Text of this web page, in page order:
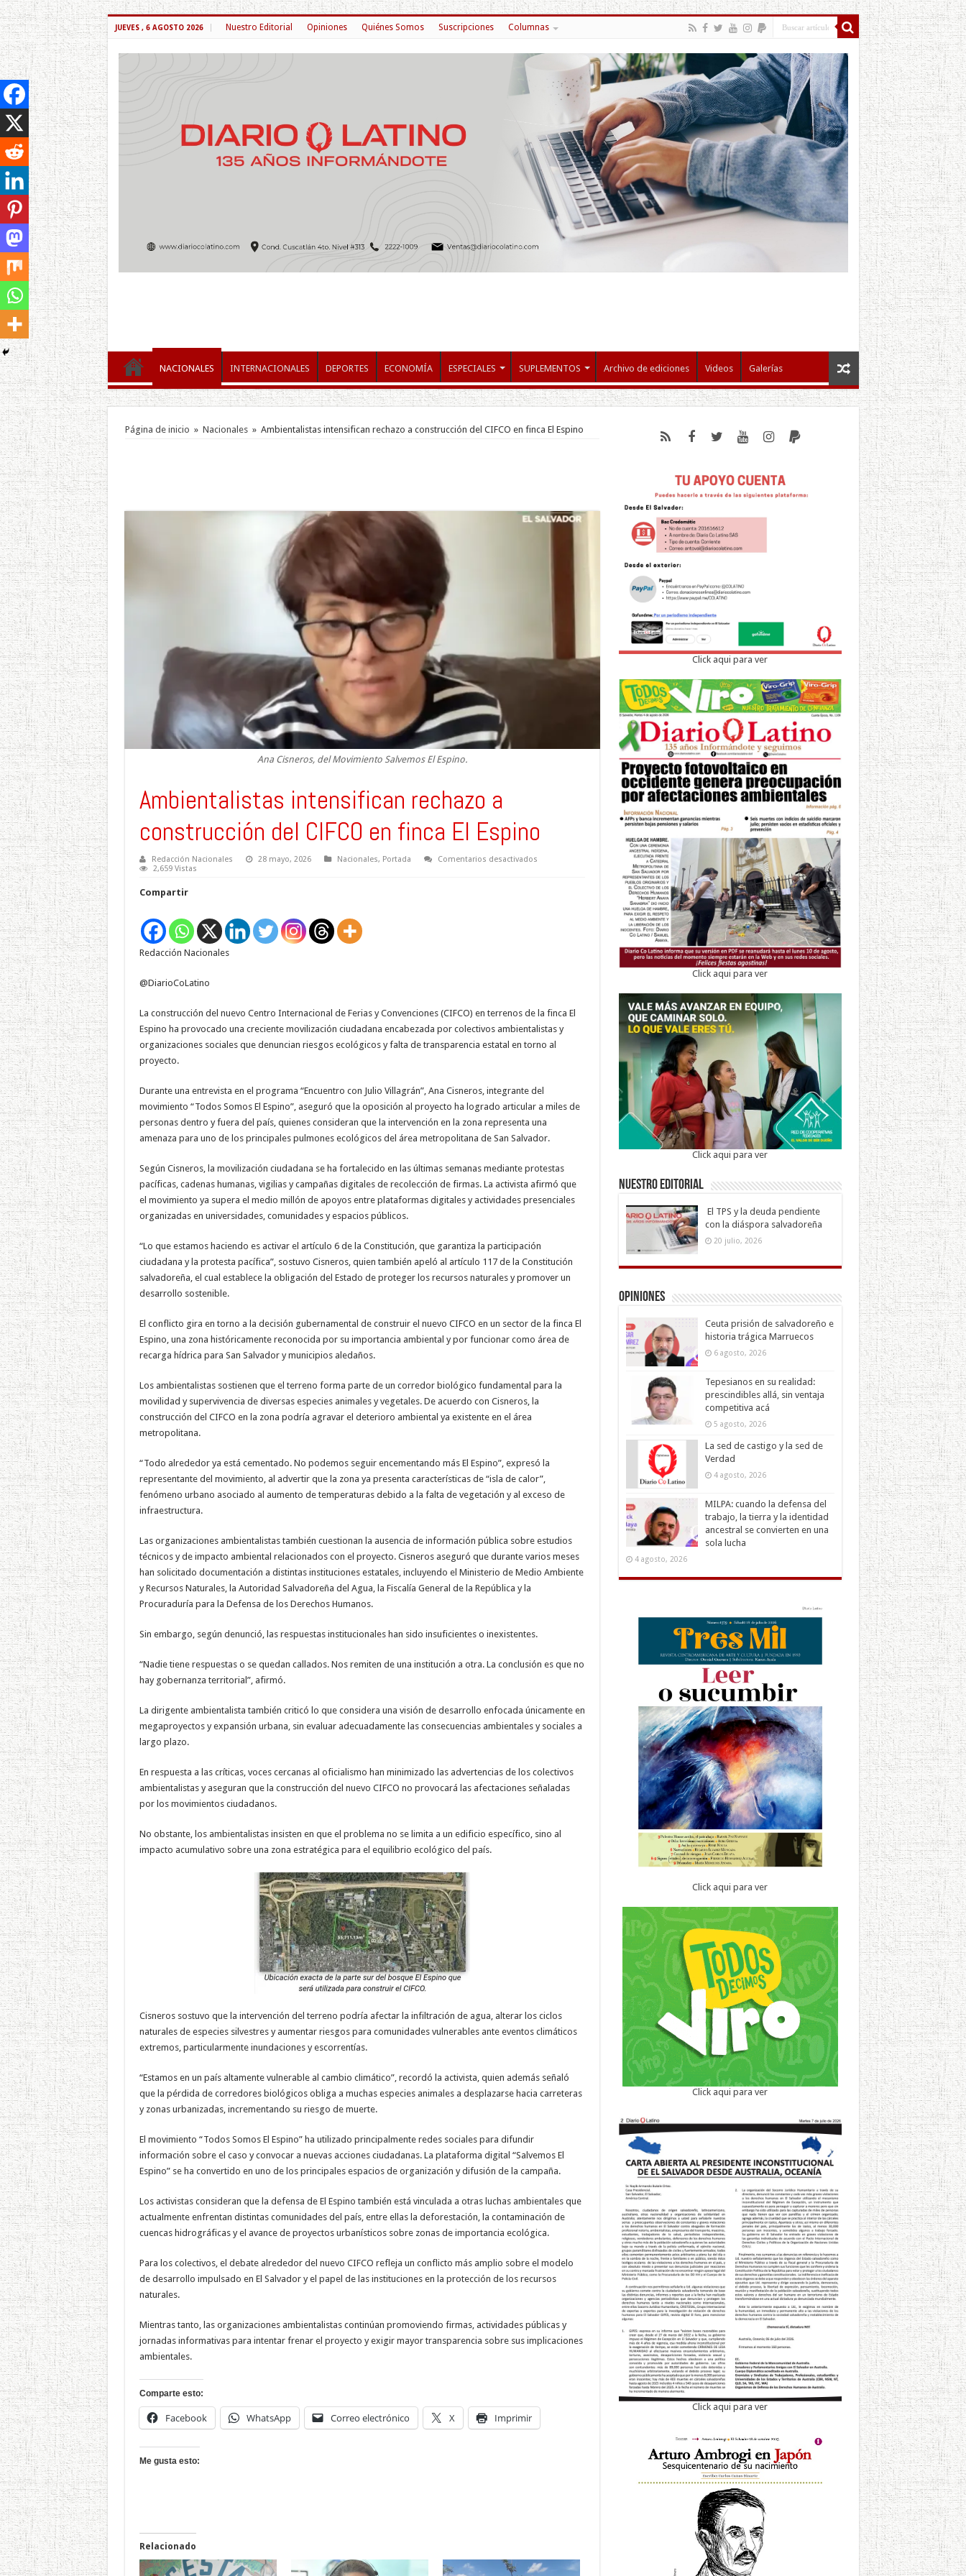
JUEVES , 6 AGOSTO 2026 Nuestro Editorial Opiniones Quiénes Somos Suscripciones Columnas
NACIONALES INTERNACIONALES DEPORTES ECONOMÍA ESPECIALES SUPLEMENTOS Archivo de ediciones Videos Galerías
Página de inicio » Nacionales » Ambientalistas intensifican rechazo a construcción del CIFCO en finca El Espino
Ana Cisneros, del Movimiento Salvemos El Espino.
Ambientalistas intensifican rechazo a
construcción del CIFCO en finca El Espino
Redacción Nacionales 28 mayo, 2026 Nacionales, Portada Comentarios desactivadosen
2,659 Vistas
Compartir
Redacción Nacionales
@DiarioCoLatino
La construcción del nuevo Centro Internacional de Ferias y Convenciones (CIFCO) en terrenos de la finca El
Espino ha provocado una creciente movilización ciudadana encabezada por colectivos ambientalistas y
organizaciones sociales que denuncian riesgos ecológicos y falta de transparencia estatal en torno al
proyecto.
Durante una entrevista en el programa “Encuentro con Julio Villagrán”, Ana Cisneros, integrante del
movimiento “Todos Somos El Espino”, aseguró que la oposición al proyecto ha logrado articular a miles de
personas dentro y fuera del país, quienes consideran que la intervención en la zona representa una
amenaza para uno de los principales pulmones ecológicos del área metropolitana de San Salvador.
Según Cisneros, la movilización ciudadana se ha fortalecido en las últimas semanas mediante protestas
pacíficas, cadenas humanas, vigilias y campañas digitales de recolección de firmas. La activista afirmó que
el movimiento ya supera el medio millón de apoyos entre plataformas digitales y actividades presenciales
organizadas en universidades, comunidades y espacios públicos.
“Lo que estamos haciendo es activar el artículo 6 de la Constitución, que garantiza la participación
ciudadana y la protesta pacífica”, sostuvo Cisneros, quien también apeló al artículo 117 de la Constitución
salvadoreña, el cual establece la obligación del Estado de proteger los recursos naturales y promover un
desarrollo sostenible.
El conflicto gira en torno a la decisión gubernamental de construir el nuevo CIFCO en un sector de la finca El
Espino, una zona históricamente reconocida por su importancia ambiental y por funcionar como área de
recarga hídrica para San Salvador y municipios aledaños.
Los ambientalistas sostienen que el terreno forma parte de un corredor biológico fundamental para la
movilidad y supervivencia de diversas especies animales y vegetales. De acuerdo con Cisneros, la
construcción del CIFCO en la zona podría agravar el deterioro ambiental ya existente en el área
metropolitana.
“Todo alrededor ya está cementado. No podemos seguir encementando más El Espino”, expresó la
representante del movimiento, al advertir que la zona ya presenta características de “isla de calor”,
fenómeno urbano asociado al aumento de temperaturas debido a la falta de vegetación y al exceso de
infraestructura.
Las organizaciones ambientalistas también cuestionan la ausencia de información pública sobre estudios
técnicos y de impacto ambiental relacionados con el proyecto. Cisneros aseguró que durante varios meses
han solicitado documentación a distintas instituciones estatales, incluyendo el Ministerio de Medio Ambiente
y Recursos Naturales, la Autoridad Salvadoreña del Agua, la Fiscalía General de la República y la
Procuraduría para la Defensa de los Derechos Humanos.
Sin embargo, según denunció, las respuestas institucionales han sido insuficientes o inexistentes.
“Nadie tiene respuestas o se quedan callados. Nos remiten de una institución a otra. La conclusión es que no
hay gobernanza territorial”, afirmó.
La dirigente ambientalista también criticó lo que considera una visión de desarrollo enfocada únicamente en
megaproyectos y expansión urbana, sin evaluar adecuadamente las consecuencias ambientales y sociales a
largo plazo.
En respuesta a las críticas, voces cercanas al oficialismo han minimizado las advertencias de los colectivos
ambientalistas y aseguran que la construcción del nuevo CIFCO no provocará las afectaciones señaladas
por los movimientos ciudadanos.
No obstante, los ambientalistas insisten en que el problema no se limita a un edificio específico, sino al
impacto acumulativo sobre una zona estratégica para el equilibrio ecológico del país.
Cisneros sostuvo que la intervención del terreno podría afectar la infiltración de agua, alterar los ciclos
naturales de especies silvestres y aumentar riesgos para comunidades vulnerables ante eventos climáticos
extremos, particularmente inundaciones y escorrentías.
“Estamos en un país altamente vulnerable al cambio climático”, recordó la activista, quien además señaló
que la pérdida de corredores biológicos obliga a muchas especies animales a desplazarse hacia carreteras
y zonas urbanizadas, incrementando su riesgo de muerte.
El movimiento “Todos Somos El Espino” ha utilizado principalmente redes sociales para difundir
información sobre el caso y convocar a nuevas acciones ciudadanas. La plataforma digital “Salvemos El
Espino” se ha convertido en uno de los principales espacios de organización y difusión de la campaña.
Los activistas consideran que la defensa de El Espino también está vinculada a otras luchas ambientales que
actualmente enfrentan distintas comunidades del país, entre ellas la deforestación, la contaminación de
cuencas hidrográficas y el avance de proyectos urbanísticos sobre zonas de importancia ecológica.
Para los colectivos, el debate alrededor del nuevo CIFCO refleja un conflicto más amplio sobre el modelo
de desarrollo impulsado en El Salvador y el papel de las instituciones en la protección de los recursos
naturales.
Mientras tanto, las organizaciones ambientalistas continúan promoviendo firmas, actividades públicas y
jornadas informativas para intentar frenar el proyecto y exigir mayor transparencia sobre sus implicaciones
ambientales.
Comparte esto:
Facebook WhatsApp Correo electrónico X Imprimir
Me gusta esto:
Relacionado
Click aqui para ver
Click aqui para ver
Click aqui para ver
Nuestro Editorial
El TPS y la deuda pendiente
con la diáspora salvadoreña
20 julio, 2026
Opiniones
Ceuta prisión de salvadoreño e
historia trágica Marruecos
6 agosto, 2026
Tepesianos en su realidad:
prescindibles allá, sin ventaja
competitiva acá
5 agosto, 2026
La sed de castigo y la sed de
Verdad
4 agosto, 2026
MILPA: cuando la defensa del
trabajo, la tierra y la identidad
ancestral se convierten en una
sola lucha
4 agosto, 2026
Click aqui para ver
Click aqui para ver
Click aqui para ver